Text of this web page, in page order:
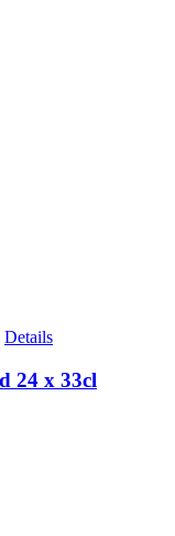
Details
24 x 33cl